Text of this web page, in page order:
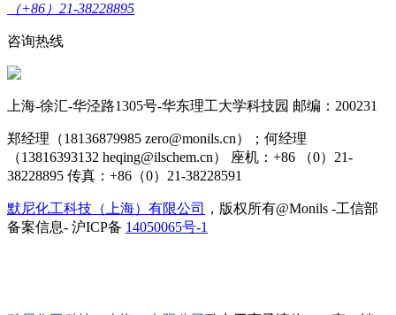
（+86）21-38228895
咨询热线
上海-徐汇-华泾路1305号-华东理工大学科技园 邮编：200231
郑经理（18136879985 zero@monils.cn）；何经理
（13816393132 heqing@ilschem.cn） 座机：+86 （0）21-
38228895 传真：+86（0）21-38228591
默尼化工科技（上海）有限公司
，版权所有@Monils -工信部
备案信息- 沪ICP备 14050065号-1